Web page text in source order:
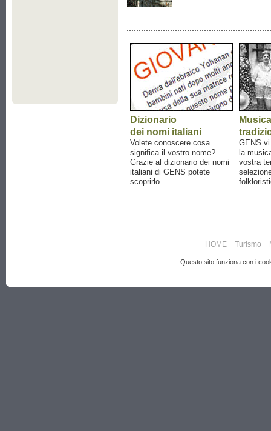
Dizionario
dei nomi italiani
Volete conoscere cosa
significa il vostro nome?
Grazie al dizionario dei nomi
italiani di GENS potete
scoprirlo.
Musica
GENS
la
vostra
HOME Turismo
Questo sito funziona con i